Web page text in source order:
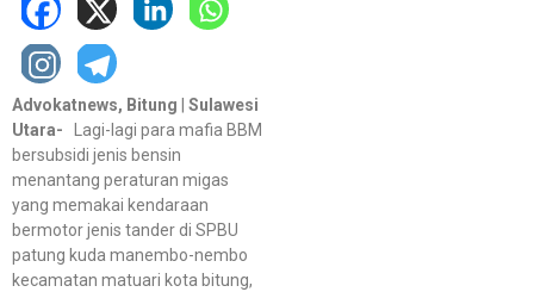
Advokatnews, Bitung
Sulawesi
Utara- Lagi-lagi para mafia BBM
bersubsidi jenis bensin
menantang peraturan migas
yang memakai kendaraan
bermotor jenis tander di SPBU
patung kuda manembo-nembo
kecamatan matuari kota bitung,